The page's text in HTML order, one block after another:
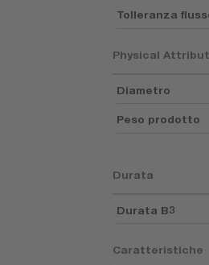
Tolleranza
Physical
Diametro
Peso prodotto
Durata
Durata B3
Caratteristiche